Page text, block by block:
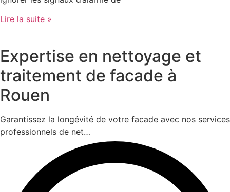
Lire la suite »
Expertise en nettoyage et
traitement de facade à
Rouen
Garantissez la longévité de votre facade avec nos services
professionnels de net…